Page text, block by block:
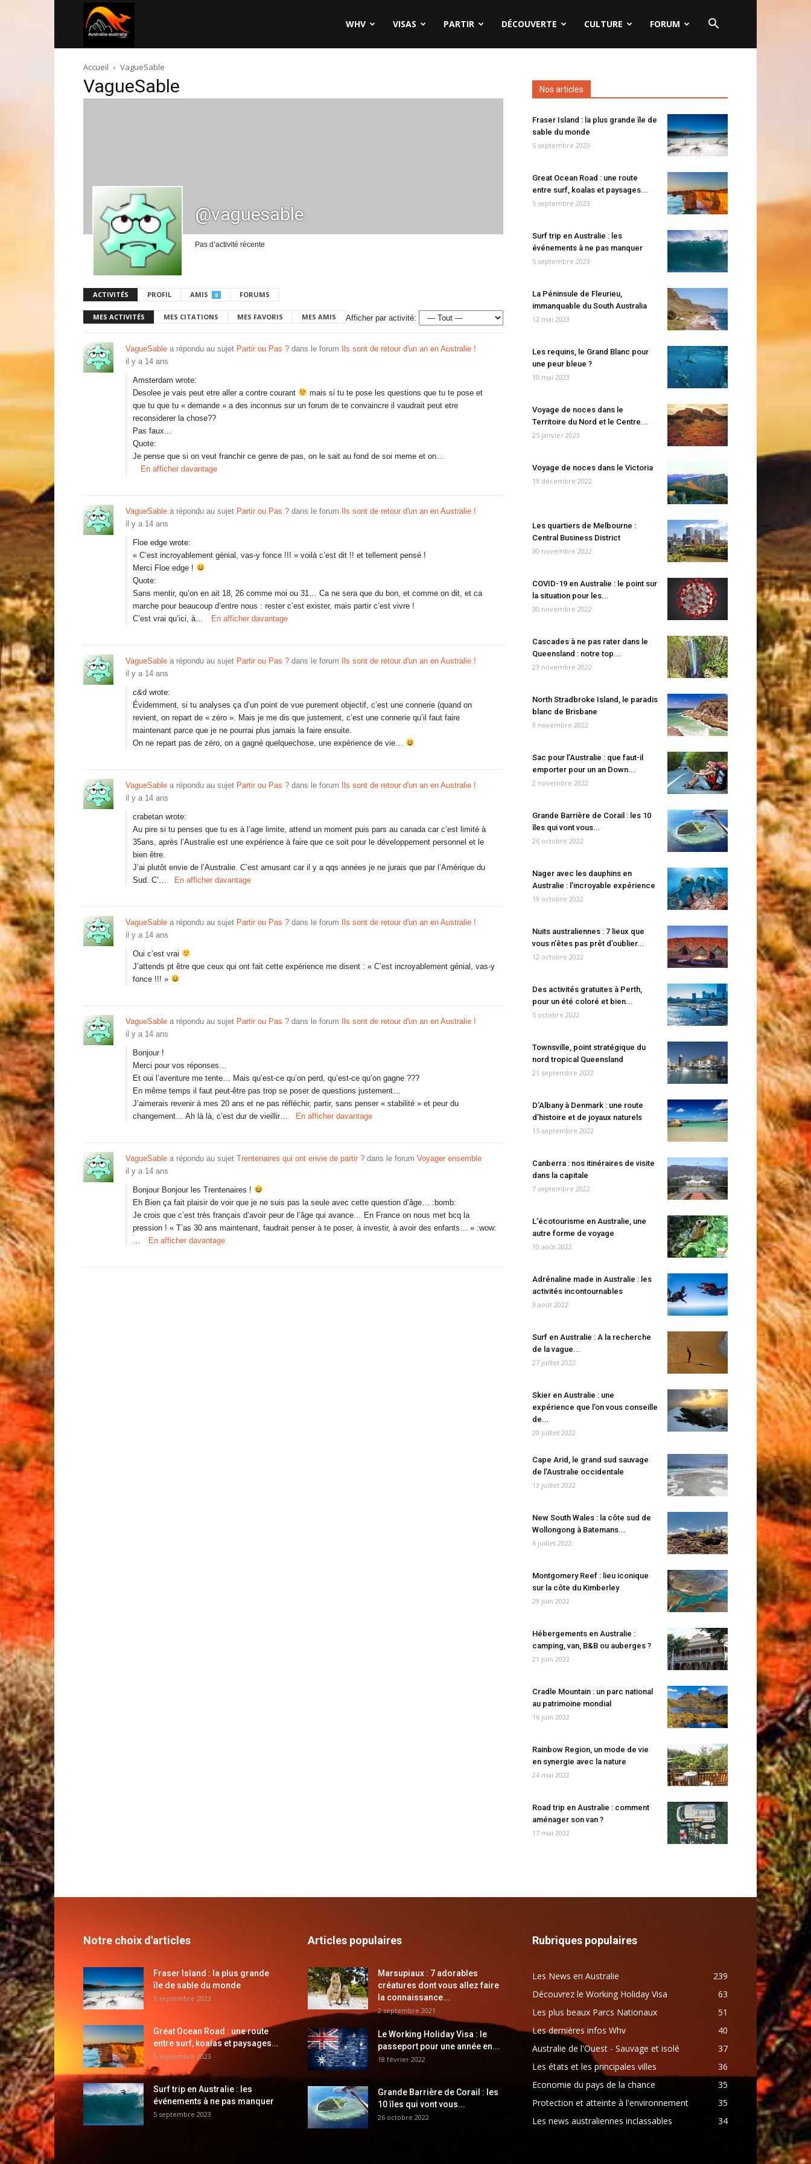
australie.com
WHV VISAS PARTIR DÉCOUVERTE CULTURE FORUM
Accueil VagueSable
VagueSable
@vaguesable
Pas d’activité récente
ACTIVITÉS PROFIL AMIS 0 FORUMS
MES ACTIVITÉS MES CITATIONS MES FAVORIS MES AMIS Afficher par activité:
VagueSable a répondu au sujet Partir ou Pas ? dans le forum
Ils sont de retour d'un an en Australie !
il y a 14 ans
Amsterdam wrote:
Desolee je vais peut etre aller a contre courant
mais si tu te pose les questions que tu te pose et
que tu que tu « demande » a des inconnus sur un forum de te convaincre il vaudrait peut etre
reconsiderer la chose??
Pas faux…
Quote:
Je pense que si on veut franchir ce genre de pas, on le sait au fond de soi meme et on…
En afficher davantage
VagueSable a répondu au sujet Partir ou Pas ? dans le forum
Ils sont de retour d'un an en Australie !
il y a 14 ans
Floe edge wrote:
« C’est incroyablement génial, vas-y fonce !!! » voilà c’est dit !! et tellement pensé !
Merci Floe edge !
Quote:
Sans mentir, qu’on en ait 18, 26 comme moi ou 31… Ca ne sera que du bon, et comme on dit, et ca
marche pour beaucoup d’entre nous : rester c’est exister, mais partir c’est vivre !
C’est vrai qu’ici, à…
En afficher davantage
VagueSable a répondu au sujet Partir ou Pas ? dans le forum
Ils sont de retour d'un an en Australie !
il y a 14 ans
c&d wrote:
Évidemment, si tu analyses ça d’un point de vue purement objectif, c’est une connerie (quand on
revient, on repart de « zéro ». Mais je me dis que justement, c’est une connerie qu’il faut faire
maintenant parce que je ne pourrai plus jamais la faire ensuite.
On ne repart pas de zéro, on a gagné quelquechose, une expérience de vie…
VagueSable a répondu au sujet Partir ou Pas ? dans le forum
Ils sont de retour d'un an en Australie !
il y a 14 ans
crabetan wrote:
Au pire si tu penses que tu es à l’age limite, attend un moment puis pars au canada car c’est limité à
35ans, après l’Australie est une expérience à faire que ce soit pour le développement personnel et le
bien être.
J’ai plutôt envie de l’Australie. C’est amusant car il y a qqs années je ne jurais que par l’Amérique du
Sud. C’…
En afficher davantage
VagueSable a répondu au sujet Partir ou Pas ? dans le forum
Ils sont de retour d'un an en Australie !
il y a 14 ans
Oui c’est vrai
J’attends pt être que ceux qui ont fait cette expérience me disent : « C’est incroyablement génial, vas-y
fonce !!! »
VagueSable a répondu au sujet Partir ou Pas ? dans le forum
Ils sont de retour d'un an en Australie !
il y a 14 ans
Bonjour !
Merci pour vos réponses…
Et oui l’aventure me tente… Mais qu’est-ce qu’on perd, qu’est-ce qu’on gagne ???
En même temps il faut peut-être pas trop se poser de questions justement…
J’aimerais revenir à mes 20 ans et ne pas réfléchir, partir, sans penser « stabilité » et peur du
changement… Ah là là, c’est dur de vieillir…
En afficher davantage
VagueSable a répondu au sujet Trentenaires qui ont envie de partir ? dans le forum Voyager ensemble
il y a 14 ans
Bonjour Bonjour les Trentenaires !
Eh Bien ça fait plaisir de voir que je ne suis pas la seule avec cette question d’âge… :bomb:
Je crois que c’est très français d’avoir peur de l’âge qui avance… En France on nous met bcq la
pression ! « T’as 30 ans maintenant, faudrait penser à te poser, à investir, à avoir des enfants… » :wow:
…
En afficher davantage
Nos articles
Fraser Island : la plus grande île de
sable du monde
5 septembre 2023
Great Ocean Road : une route
entre surf, koalas et paysages...
5 septembre 2023
Surf trip en Australie : les
événements à ne pas manquer
5 septembre 2023
La Péninsule de Fleurieu,
immanquable du South Australia
12 mai 2023
Les requins, le Grand Blanc pour
une peur bleue ?
10 mai 2023
Voyage de noces dans le
Territoire du Nord et le Centre...
25 janvier 2023
Voyage de noces dans le Victoria
19 décembre 2022
Les quartiers de Melbourne :
Central Business District
30 novembre 2022
COVID-19 en Australie : le point sur
la situation pour les...
30 novembre 2022
Cascades à ne pas rater dans le
Queensland : notre top...
23 novembre 2022
North Stradbroke Island, le paradis
blanc de Brisbane
9 novembre 2022
Sac pour l’Australie : que faut-il
emporter pour un an Down...
2 novembre 2022
Grande Barrière de Corail : les 10
îles qui vont vous...
26 octobre 2022
Nager avec les dauphins en
Australie : l’incroyable expérience
19 octobre 2022
Nuits australiennes : 7 lieux que
vous n’êtes pas prêt d’oublier...
12 octobre 2022
Des activités gratuites à Perth,
pour un été coloré et bien...
5 octobre 2022
Townsville, point stratégique du
nord tropical Queensland
21 septembre 2022
D’Albany à Denmark : une route
d’histoire et de joyaux naturels
15 septembre 2022
Canberra : nos itinéraires de visite
dans la capitale
7 septembre 2022
L’écotourisme en Australie, une
autre forme de voyage
10 août 2022
Adrénaline made in Australie : les
activités incontournables
3 août 2022
Surf en Australie : A la recherche
de la vague...
27 juillet 2022
Skier en Australie : une
expérience que l’on vous conseille
de...
20 juillet 2022
Cape Arid, le grand sud sauvage
de l’Australie occidentale
13 juillet 2022
New South Wales : la côte sud de
Wollongong à Batemans...
6 juillet 2022
Montgomery Reef : lieu iconique
sur la côte du Kimberley
29 juin 2022
Hébergements en Australie :
camping, van, B&B ou auberges ?
21 juin 2022
Cradle Mountain : un parc national
au patrimoine mondial
16 juin 2022
Rainbow Region, un mode de vie
en synergie avec la nature
24 mai 2022
Road trip en Australie : comment
aménager son van ?
17 mai 2022
Notre choix d'articles
Fraser Island : la plus grande
île de sable du monde
5 septembre 2023
Great Ocean Road : une route
entre surf, koalas et paysages...
5 septembre 2023
Surf trip en Australie : les
événements à ne pas manquer
5 septembre 2023
Articles populaires
Marsupiaux : 7 adorables
créatures dont vous allez faire
la connaissance...
2 septembre 2021
Le Working Holiday Visa : le
passeport pour une année en...
18 février 2022
Grande Barrière de Corail : les
10 îles qui vont vous...
26 octobre 2022
Rubriques populaires
Les News en Australie
239
Découvrez le Working Holiday Visa
63
Les plus beaux Parcs Nationaux
51
Les dernières infos Whv
40
Australie de l'Ouest - Sauvage et isolé
37
Les états et les principales villes
36
Economie du pays de la chance
35
Protection et atteinte à l'environnement
35
Les news australiennes inclassables
34